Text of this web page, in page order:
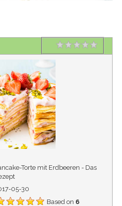
Rating
Torte mit Erdbeeren - Das
05-30
Based on 6